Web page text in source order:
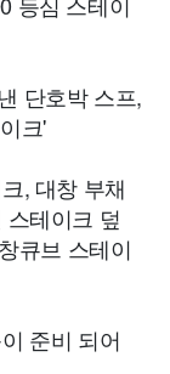
단호박 스프,
크'
, 대창 부채
테이크 덮
큐브 스테이
준비 되어